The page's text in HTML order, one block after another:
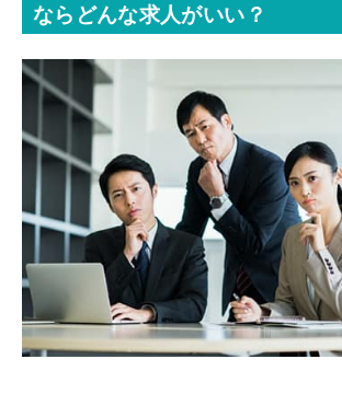
ならどんな求人がいい？